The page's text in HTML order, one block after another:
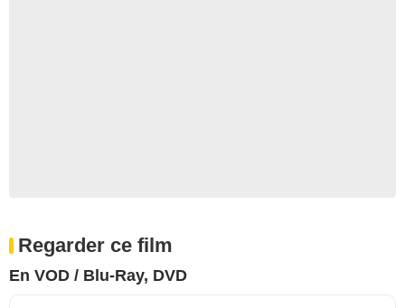
Regarder ce film
En VOD / Blu-Ray, DVD